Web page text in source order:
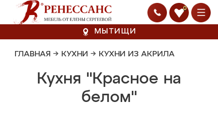
0
МЫТИЩИ
ГЛАВНАЯ → КУХНИ → КУХНИ ИЗ АКРИЛА
Кухня "Красное на
белом"